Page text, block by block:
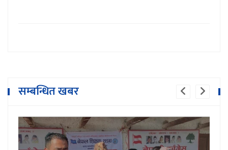
सम्बन्धित खबर
पढ्ने बानी बसाल्न गाउँमै सार्वजनिक
पुस्तकालय